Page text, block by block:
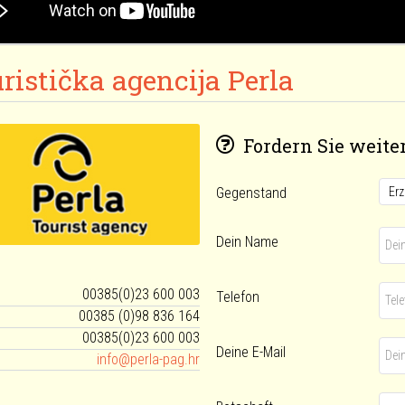
agencija Perla
00385(0)23 600 003
00385 (0)98 836 164
00385(0)23 600 003
info@perla-pag.hr
Fordern Sie
Gegenstand
Dein Name
Telefon
Deine E-Mail